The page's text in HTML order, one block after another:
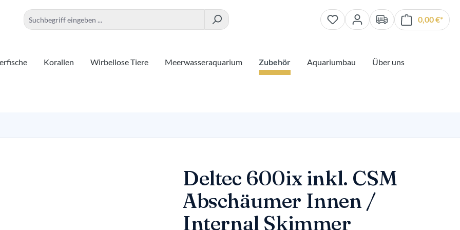
0,00 €*
Korallen Wirbellose Tiere Meerwasseraquarium Zubehör Aquariumbau
Über uns
Deltec 600ix inkl. CSM
Abschäumer Innen /
Internal Skimmer